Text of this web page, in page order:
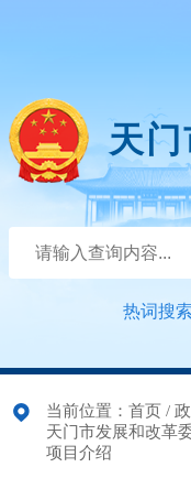
天
热词搜索
当前位置： 首页 /
天门市发展和改革
项目介绍